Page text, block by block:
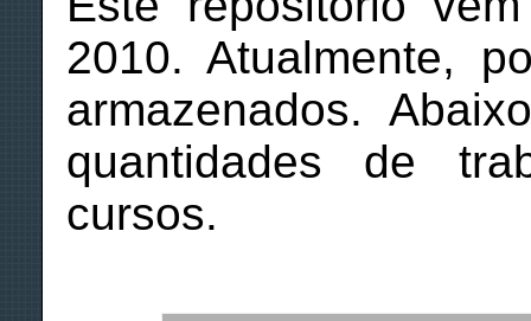
2010. Atualmente,
armazenados.
quantidades de
cursos.